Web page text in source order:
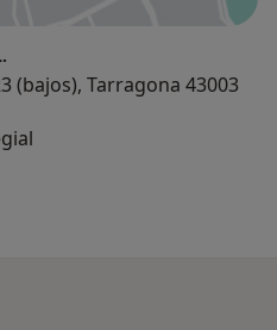
(bajos), Tarragona 43003